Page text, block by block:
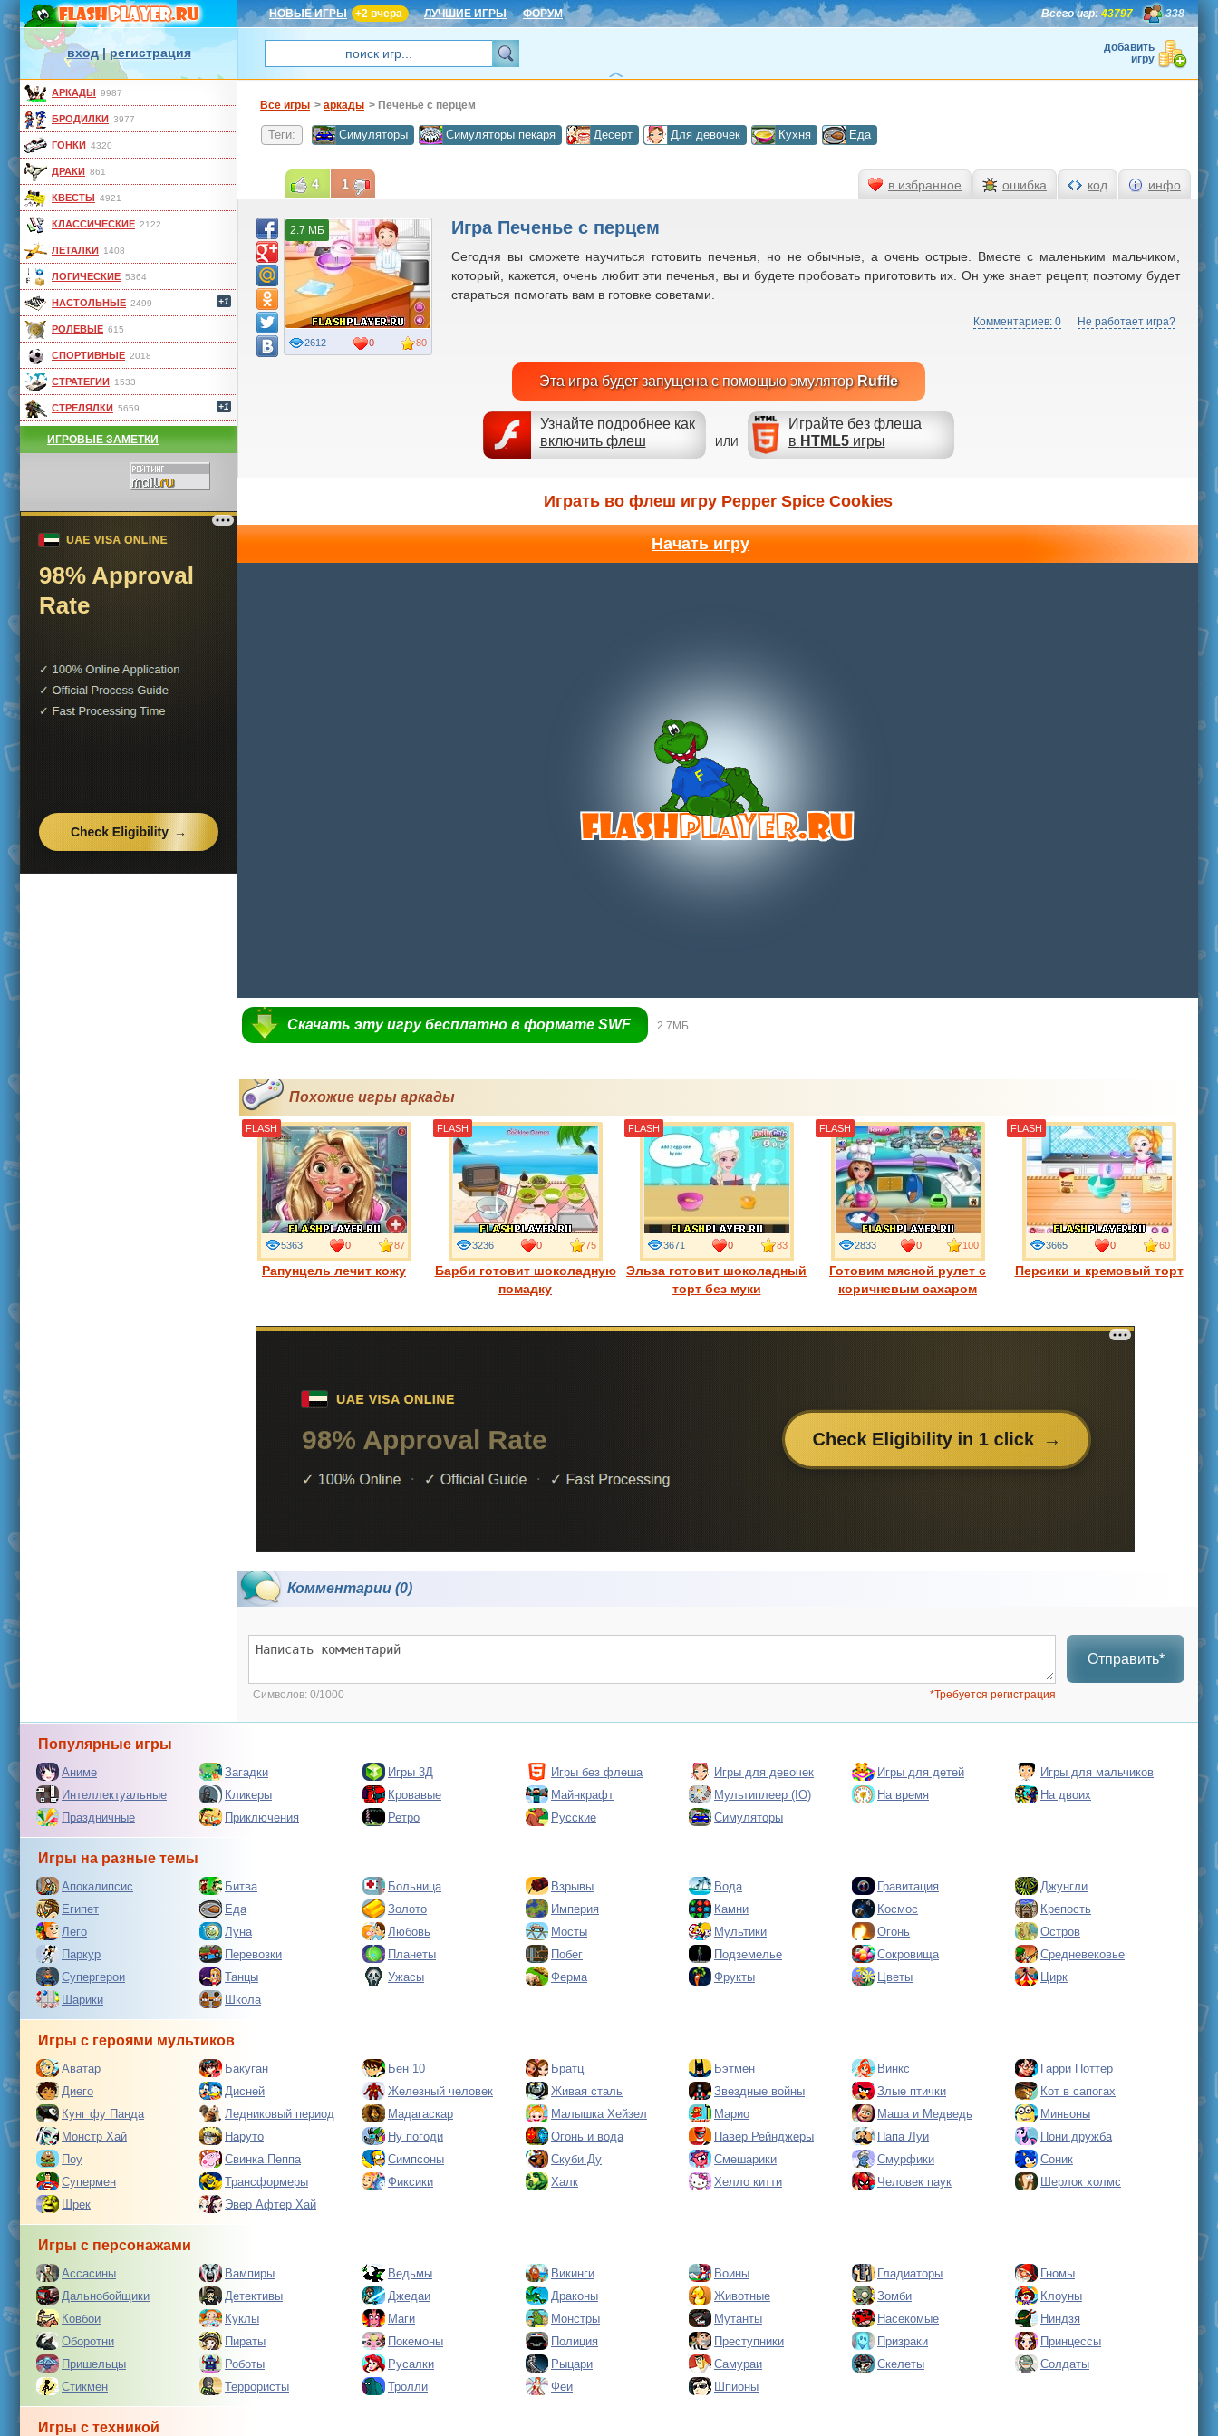
НОВЫЕ ИГРЫ +2 вчера ЛУЧШИЕ ИГРЫ ФОРУМ 338
Всего игр:43797
вход|регистрация
добавить
игру
АРКАДЫ 9987
БРОДИЛКИ 3977
ГОНКИ 4320
ДРАКИ 861
КВЕСТЫ 4921
КЛАССИЧЕСКИЕ 2122
ЛЕТАЛКИ 1408
ЛОГИЧЕСКИЕ 5364
НАСТОЛЬНЫЕ 2499 +1
РОЛЕВЫЕ 615
СПОРТИВНЫЕ 2018
СТРАТЕГИИ 1533
СТРЕЛЯЛКИ 5659 +1
ИГРОВЫЕ ЗАМЕТКИ
Все игры > аркады > Печенье с перцем
Теги: Симуляторы Симуляторы пекаря Десерт Для девочек Кухня Еда
Игра Печенье с перцем
Сегодня вы сможете научиться готовить печенья, но не обычные, а очень острые. Вместе с маленьким мальчиком,
который, кажется, очень любит эти печенья, вы и будете пробовать приготовить их. Он уже знает рецепт, поэтому будет
стараться помогать вам в готовке советами.
Комментариев: 0 Не работает игра?
Эта игра будет запущена с помощью эмулятор Ruffle
Узнайте подробнее как
включить флеш
ИЛИ
Играйте без флеша
в HTML5игры
80
2612 0
2.7 МБ
4 1 в избранное ошибка код инфо
Играть во флеш игру Pepper Spice Cookies
Начать игру
Скачать эту игру бесплатно в формате SWF 2.7МБ
Похожие игры аркады
Рапунцель лечит кожу
5363 0 87
FLASH
Барби готовит шоколадную
помадку
3236 0 75
FLASH
Эльза готовит шоколадный
торт без муки
3671 0 83
FLASH
Готовим мясной рулет с
коричневым сахаром
2833 0 100
FLASH
Персики и кремовый торт
3665 0 60
FLASH
Комментарии (0)
Отправить*
Символов: 0/1000 *Требуется регистрация
Популярные игры
Аниме Загадки Игры 3Д Игры без флеша Игры для девочек Игры для детей
Игры для мальчиков
Интеллектуальные
Кликеры Кровавые Майнкрафт Мультиплеер (IO) На время
На двоих
Праздничные
Приключения Ретро Русские Симуляторы
Игры на разные темы
Апокалипсис Битва Больница Взрывы Вода Гравитация
Джунгли
Египет
Еда Золото Империя Камни Космос
Крепость
Лего
Луна Любовь Мосты Мультики Огонь
Остров
Паркур
Перевозки Планеты Побег Подземелье Сокровища
Средневековье
Супергерои
Танцы Ужасы Ферма Фрукты Цветы
Цирк
Шарики
Школа
Игры с героями мультиков
Аватар Бакуган Бен 10 Братц Бэтмен Винкс
Гарри Поттер
Диего
Дисней Железный человек Живая сталь Звездные войны Злые птички
Кот в сапогах
Кунг фу Панда
Ледниковый период Мадагаскар Малышка Хейзел Марио Маша и Медведь
Миньоны
Монстр Хай
Наруто Ну погоди Огонь и вода Павер Рейнджеры Папа Луи
Пони дружба
Поу
Свинка Пеппа Симпсоны Скуби Ду Смешарики Смурфики
Соник
Супермен
Трансформеры Фиксики Халк Хелло китти Человек паук
Шерлок холмс
Шрек
Эвер Афтер Хай
Игры с персонажами
Ассасины Вампиры Ведьмы Викинги Воины Гладиаторы
Гномы
Дальнобойщики
Детективы Джедаи Драконы Животные Зомби
Клоуны
Ковбои
Куклы Маги Монстры Мутанты Насекомые
Ниндзя
Оборотни
Пираты Покемоны Полиция Преступники Призраки
Принцессы
Пришельцы
Роботы Русалки Рыцари Самураи Скелеты
Солдаты
Стикмен
Террористы Тролли Феи Шпионы
Игры с техникой